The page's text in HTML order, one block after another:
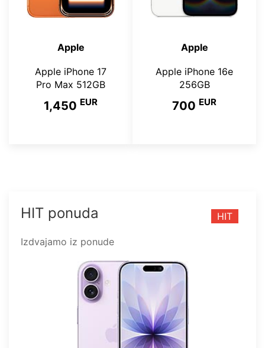
Apple
Apple iPhone 17
Pro Max 512GB
1,450 EUR
Apple
Apple iPhone 16e
256GB
700 EUR
HIT
HIT ponuda
Izdvajamo iz ponude